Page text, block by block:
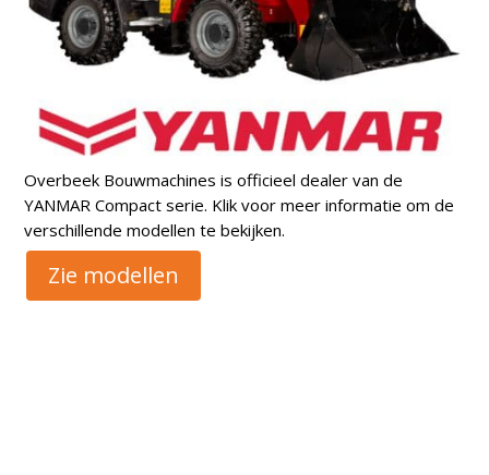
Overbeek Bouwmachines is officieel dealer van de
YANMAR Compact serie. Klik voor meer informatie om de
verschillende modellen te bekijken.
Zie modellen